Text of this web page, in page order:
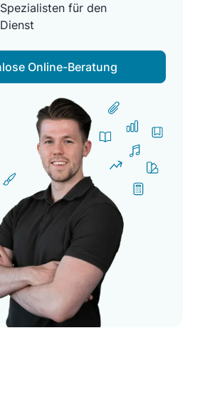
für den
Online-Beratung